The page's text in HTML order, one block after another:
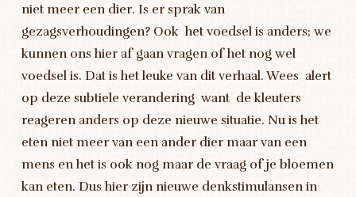
niet meer een dier. Is er sprak van
gezagsverhoudingen? Ook het voedsel is anders; we
kunnen ons hier af gaan vragen of het nog wel
voedsel is. Dat is het leuke van dit verhaal. Wees alert
op deze subtiele verandering want de kleuters
reageren anders op deze nieuwe situatie. Nu is het
eten niet meer van een ander dier maar van een
mens en het is ook nog maar de vraag of je bloemen
kan eten. Dus hier zijn nieuwe denkstimulansen in